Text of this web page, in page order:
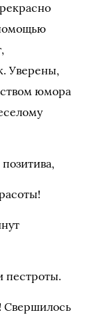
Уверены,
юмора
пестроты.
Свершилось